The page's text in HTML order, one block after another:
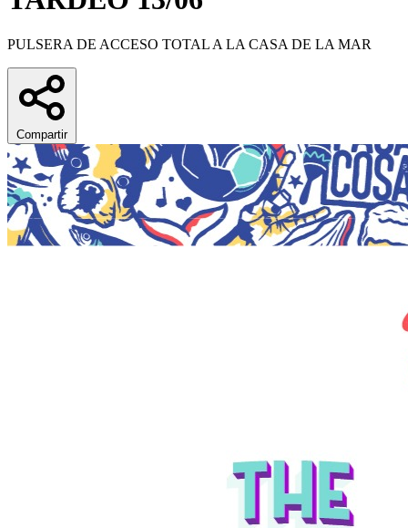
PULSERA DE ACCESO TOTAL A LA CASA DE LA MAR
Compartir